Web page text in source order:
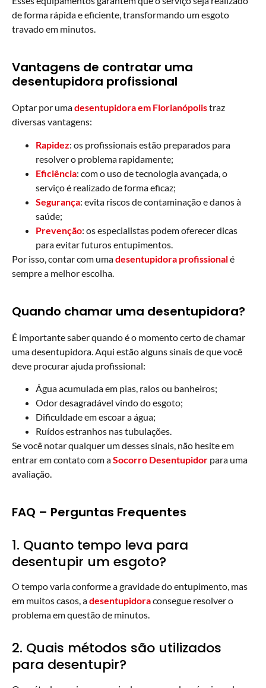
de forma rápida e eficiente, transformando um esgoto
travado em minutos.
Vantagens de contratar uma
desentupidora profissional
Optar por umadesentupidora em Florianópolistraz
diversas vantagens:
Rapidez: os profissionais estão preparados para
resolver o problema rapidamente;
Eficiência: com o uso de tecnologia avançada, o
serviço é realizado de forma eficaz;
Segurança: evita riscos de contaminação e danos à
saúde;
Prevenção: os especialistas podem oferecer dicas
para evitar futuros entupimentos.
Por isso, contar com umadesentupidora profissionalé
sempre a melhor escolha.
Quando chamar uma desentupidora?
É importante saber quando é o momento certo de chamar
uma desentupidora. Aqui estão alguns sinais de que você
deve procurar ajuda profissional:
Água acumulada em pias, ralos ou banheiros;
Odor desagradável vindo do esgoto;
Dificuldade em escoar a água;
Ruídos estranhos nas tubulações.
Se você notar qualquer um desses sinais, não hesite em
entrar em contato com aSocorro Desentupidor para uma
avaliação.
FAQ – Perguntas Frequentes
1. Quanto tempo leva para
desentupir um esgoto?
O tempo varia conforme a gravidade do entupimento, mas
em muitos casos, adesentupidoraconsegue resolver o
problema em questão de minutos.
2. Quais métodos são utilizados
para desentupir?